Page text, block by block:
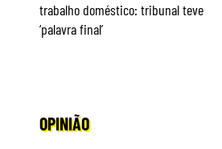
trabalho doméstico: tribunal teve
‘palavra final’
OPINIÃO